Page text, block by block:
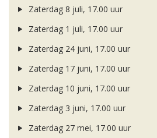
Zaterdag 8 juli, 17.00 uur
Zaterdag 1 juli, 17.00 uur
Zaterdag 24 juni, 17.00 uur
Zaterdag 17 juni, 17.00 uur
Zaterdag 10 juni, 17.00 uur
Zaterdag 3 juni, 17.00 uur
Zaterdag 27 mei, 17.00 uur